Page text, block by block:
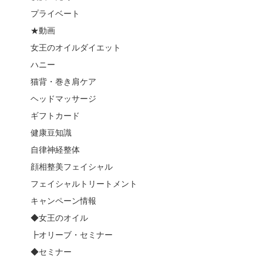
プライベート
★動画
女王のオイルダイエット
ハニー
猫背・巻き肩ケア
ヘッドマッサージ
ギフトカード
健康豆知識
自律神経整体
顔相整美フェイシャル
フェイシャルトリートメント
キャンペーン情報
◆女王のオイル
┣オリーブ・セミナー
◆セミナー